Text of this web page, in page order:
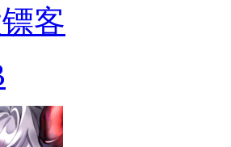
客